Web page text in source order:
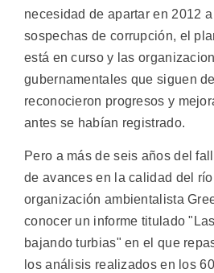
necesidad de apartar en 2012
sospechas de corrupción, el
está en curso y las
gubernamentales que siguen
reconocieron progresos y
antes se habían registrado.
Pero a más de seis años del
de avances en la calidad del
organización ambientalista
conocer un informe titulado
bajando turbias" en el que
los análisis realizados en los